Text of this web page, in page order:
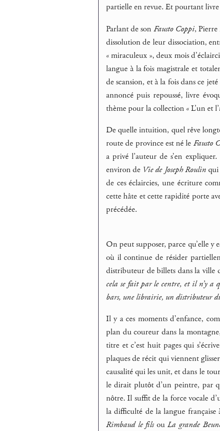
partielle en revue. Et pourtant
Parlant de son Fausto Coppi, Pierre
dissolution de leur dissociation,
« miraculeux », deux mois
langue à la fois magistrale et
de scansion, et à la fois dans ce
annoncé puis repoussé, livre
thème pour la collection « L’un et
De quelle intuition, quel rêve
route de province est né le Fausto
a privé l’auteur de s’en
environ de Vie de Joseph Roulin qui
de ces éclaircies, une écriture
cette hâte et cette rapidité porte
précédée.
On peut supposer, parce qu’elle y
où il continue de résider
distributeur de billets dans la
cela se fait par le centre, et il n’y a
bars, une librairie, un distributeur
Il y a ces moments d’enfance,
plan du coureur dans la
titre et c’est huit pages qui
plaques de récit qui viennent
causalité qui les unit, et dans le
le dirait plutôt d’un peintre, par
nôtre. Il suffit de la force vocale
la difficulté de la langue française
Rimbaud le filsouLa grande